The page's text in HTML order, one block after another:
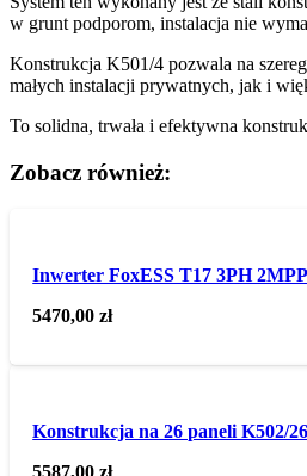
w grunt podporom, instalacja nie
Konstrukcja K501/4 pozwala na
małych instalacji prywatnych, jak i
To solidna, trwała i efektywna
Zobacz również:
Inwerter FoxESS T17 3PH
5470,00zł
Konstrukcja na 26 paneli K502/